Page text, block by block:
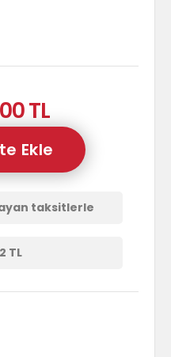
TL
Ekle
taksitlerle
TL